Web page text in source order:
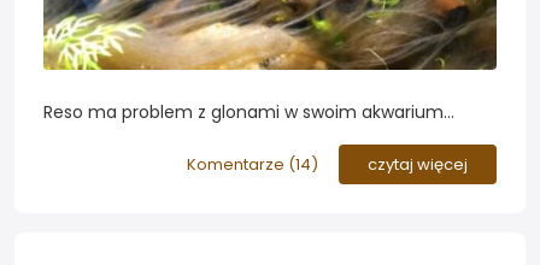
Reso ma problem z glonami w swoim akwarium
które pokryły powierzchnię roślin i materiałów
dekoracyjnych. Wspólnie próbujemy odkryć co było
Komentarze (14) czytaj więcej